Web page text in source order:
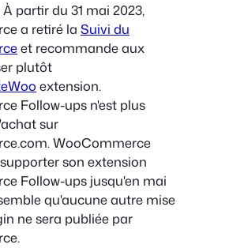
À partir du 31 mai 2023,
a retiré la Suivi du
et recommande aux
plutôt
extension.
Follow-ups n'est plus
sur
WooCommerce
son extension
Follow-ups jusqu'en mai
qu'aucune autre mise
ne sera publiée par